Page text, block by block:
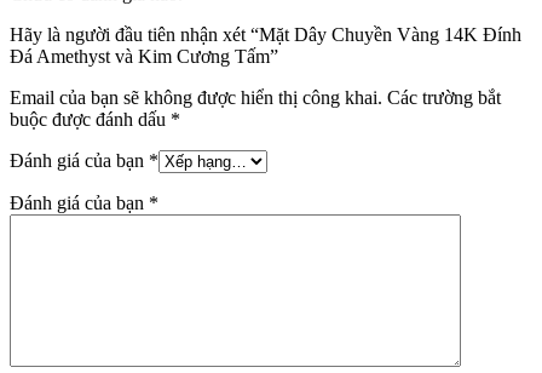
Hãy là người đầu tiên nhận xét “Mặt Dây Chuyền Vàng 14K Đính
Đá Amethyst và Kim Cương Tấm”
Email của bạn sẽ không được hiển thị công khai. Các trường bắt
buộc được đánh dấu *
Đánh giá của bạn *
Đánh giá của bạn *